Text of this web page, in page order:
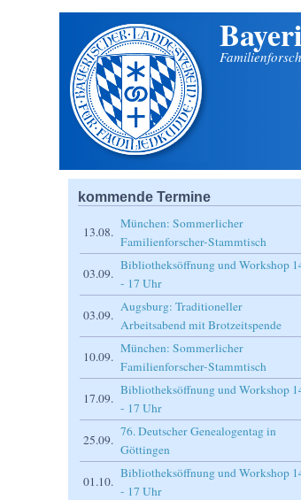
kommende Termine
13.08.
München: Sommerlicher
Familienforscher-Stammtisch
03.09.
Bibliotheksöffnung und Workshop
- 17 Uhr
03.09.
Augsburg: Traditioneller
Arbeitsabend mit Brotzeitspende
10.09.
München: Sommerlicher
Familienforscher-Stammtisch
17.09.
Bibliotheksöffnung und Workshop
- 17 Uhr
25.09.
76. Deutscher Genealogentag in
Göttingen
01.10.
Bibliotheksöffnung und Workshop
- 17 Uhr